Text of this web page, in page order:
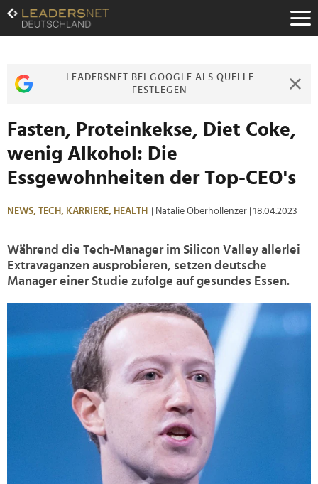
Zum
Inhalt
Zur
Zur
LEADERSNET BEI GOOGLE ALS QUELLE
FESTLEGEN
Fasten, Proteinkekse, Diet Coke,
wenig Alkohol: Die
Essgewohnheiten der Top-CEO's
NEWS, TECH, KARRIERE, HEALTH | Natalie Oberhollenzer | 18.04.2023
Während die Tech-Manager im Silicon Valley allerlei
Extravaganzen ausprobieren, setzen deutsche
Manager einer Studie zufolge auf gesundes Essen.